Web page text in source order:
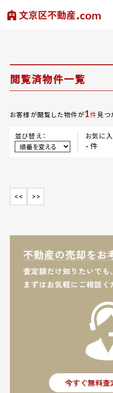
閲覧済物件一覧
お客様が閲覧した物件が1件見つ
並び替え： お気に入
- 件
<< >>